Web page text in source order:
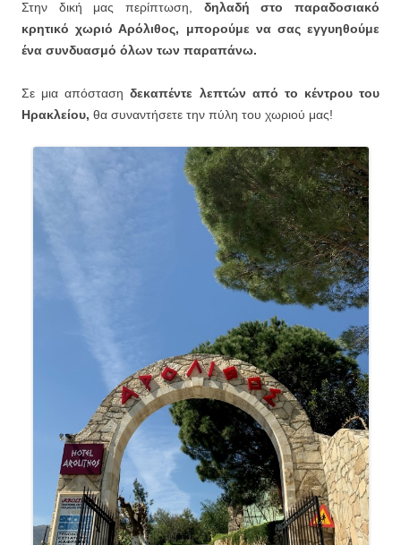
Στην δική μας περίπτωση, δηλαδή στο παραδοσιακό
κρητικό χωριό Αρόλιθος, μπορούμε να σας εγγυηθούμε
ένα συνδυασμό όλων των παραπάνω.
Σε μια απόστασηδεκαπέντε λεπτών από το κέντρου του
Ηρακλείου, θα συναντήσετε την πύλη του χωριού μας!